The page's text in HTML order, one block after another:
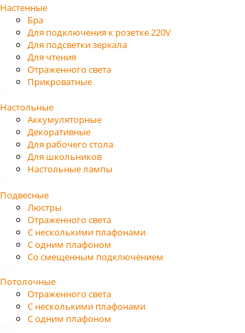
Настенные
Бра
Для подключения к розетке 220V
Для подсветки зеркала
Для чтения
Отраженного света
Прикроватные
Настольные
Аккумуляторные
Декоративные
Для рабочего стола
Для школьников
Настольные лампы
Подвесные
Люстры
Отраженного света
С несколькими плафонами
С одним плафоном
Со смещенным подключением
Потолочные
Отраженного света
С несколькими плафонами
С одним плафоном